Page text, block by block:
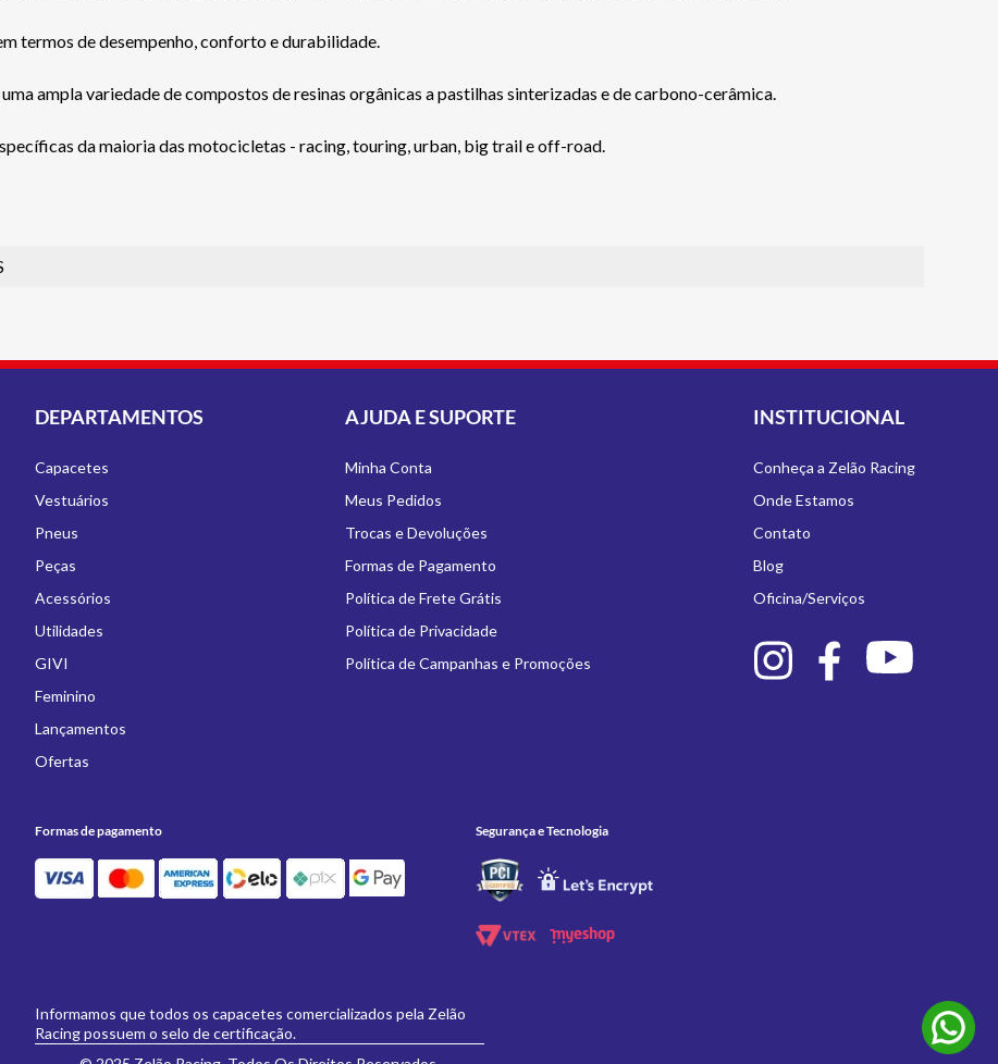
termos de desempenho, conforto e durabilidade.
ampla variedade de compostos de resinas orgânicas a pastilhas sinterizadas e de carbono-cerâmica.
da maioria das motocicletas - racing, touring, urban, big trail e off-road.
DEPARTAMENTOS
Capacetes
Vestuários
Pneus
Peças
Acessórios
Utilidades
GIVI
Feminino
Lançamentos
Ofertas
AJUDA E SUPORTE
Minha Conta
Meus Pedidos
Trocas e Devoluções
Formas de Pagamento
Política de Frete Grátis
Política de Privacidade
Política de Campanhas e Promoções
INSTITUCIONAL
Conheça a Zelão Racing
Onde Estamos
Contato
Blog
Oficina/Serviços
Formas de pagamento Segurança e Tecnologia
Informamos que todos os capacetes comercializados pela Zelão
Racing possuem o selo de certificação.